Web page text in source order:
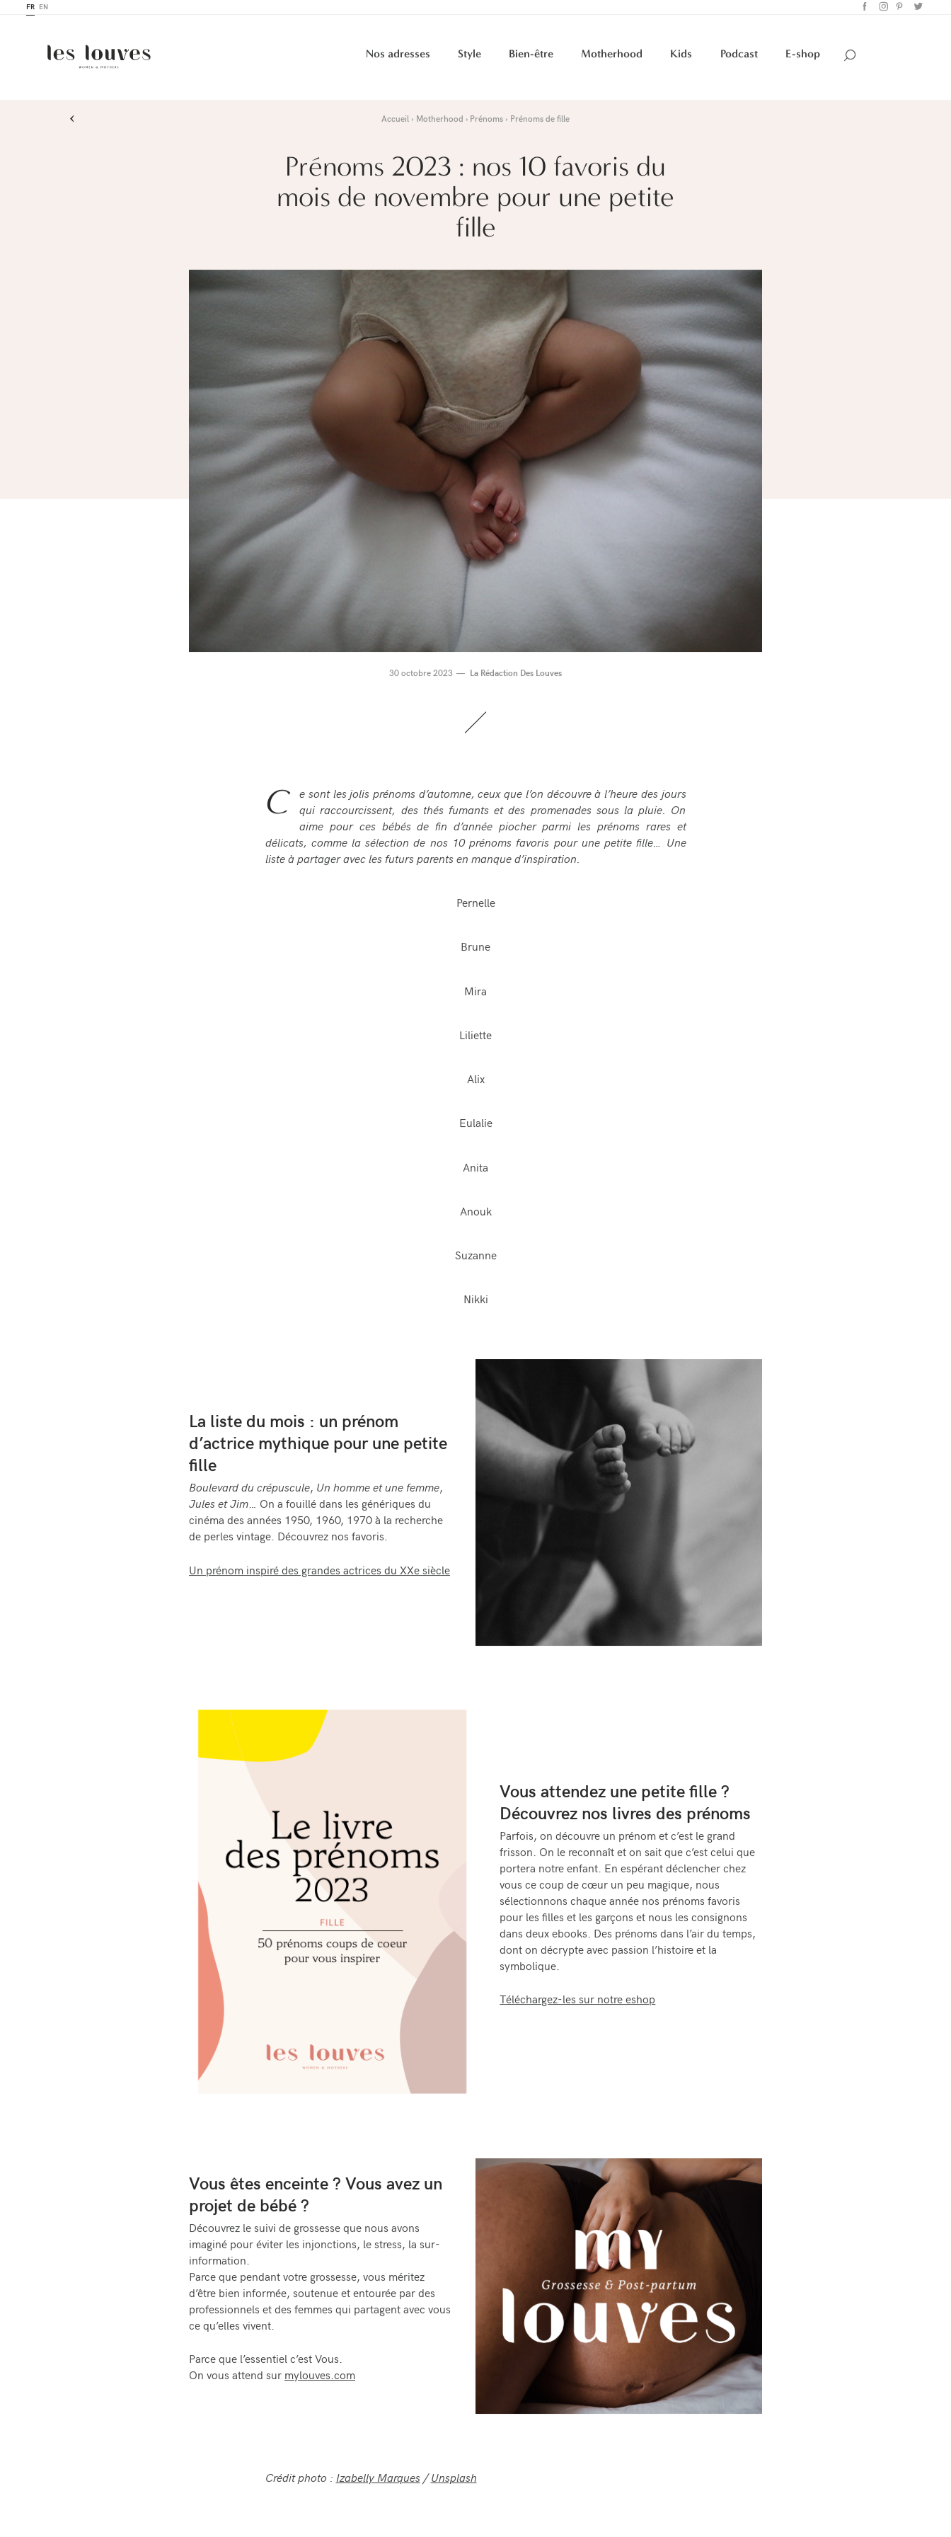
FR EN
Nos adresses Style Bien-être Motherhood Kids Podcast E-shop
› Accueil Motherhood Prénoms Prénoms de fille
Prénoms 2023 : nos 10 favoris du
mois de novembre pour une petite
fille
30 octobre 2023 La Rédaction Des Louves
C
e sont les jolis prénoms d’automne, ceux que l’on découvre à l’heure des jours
qui raccourcissent, des thés fumants et des promenades sous la pluie. On
aime pour ces bébés de fin d’année piocher parmi les prénoms rares et
délicats, comme la sélection de nos 10 prénoms favoris pour une petite fille… Une
liste à partager avec les futurs parents en manque d’inspiration.
Pernelle
Brune
Mira
Liliette
Alix
Eulalie
Anita
Anouk
Suzanne
Nikki
La liste du mois : un prénom
d’actrice mythique pour une petite
fille
Boulevard du crépuscule, Un homme et une femme,
Jules et Jim… On a fouillé dans les génériques du
cinéma des années 1950, 1960, 1970 à la recherche
de perles vintage. Découvrez nos favoris.
Un prénom inspiré des grandes actrices du XXe siècle
Vous attendez une petite fille ?
Découvrez nos livres des prénoms
Parfois, on découvre un prénom et c’est le grand
frisson. On le reconnaît et on sait que c’est celui que
portera notre enfant. En espérant déclencher chez
vous ce coup de cœur un peu magique, nous
sélectionnons chaque année nos prénoms favoris
pour les filles et les garçons et nous les consignons
dans deux ebooks. Des prénoms dans l’air du temps,
dont on décrypte avec passion l’histoire et la
symbolique.
Téléchargez-les sur notre eshop
Vous êtes enceinte ? Vous avez un
projet de bébé ?
Découvrez le suivi de grossesse que nous avons
imaginé pour éviter les injonctions, le stress, la sur-
information.
Parce que pendant votre grossesse, vous méritez
d’être bien informée, soutenue et entourée par des
professionnels et des femmes qui partagent avec vous
ce qu’elles vivent.
Parce que l’essentiel c’est Vous.
On vous attend surmylouves.com
Crédit photo :Izabelly Marques/Unsplash